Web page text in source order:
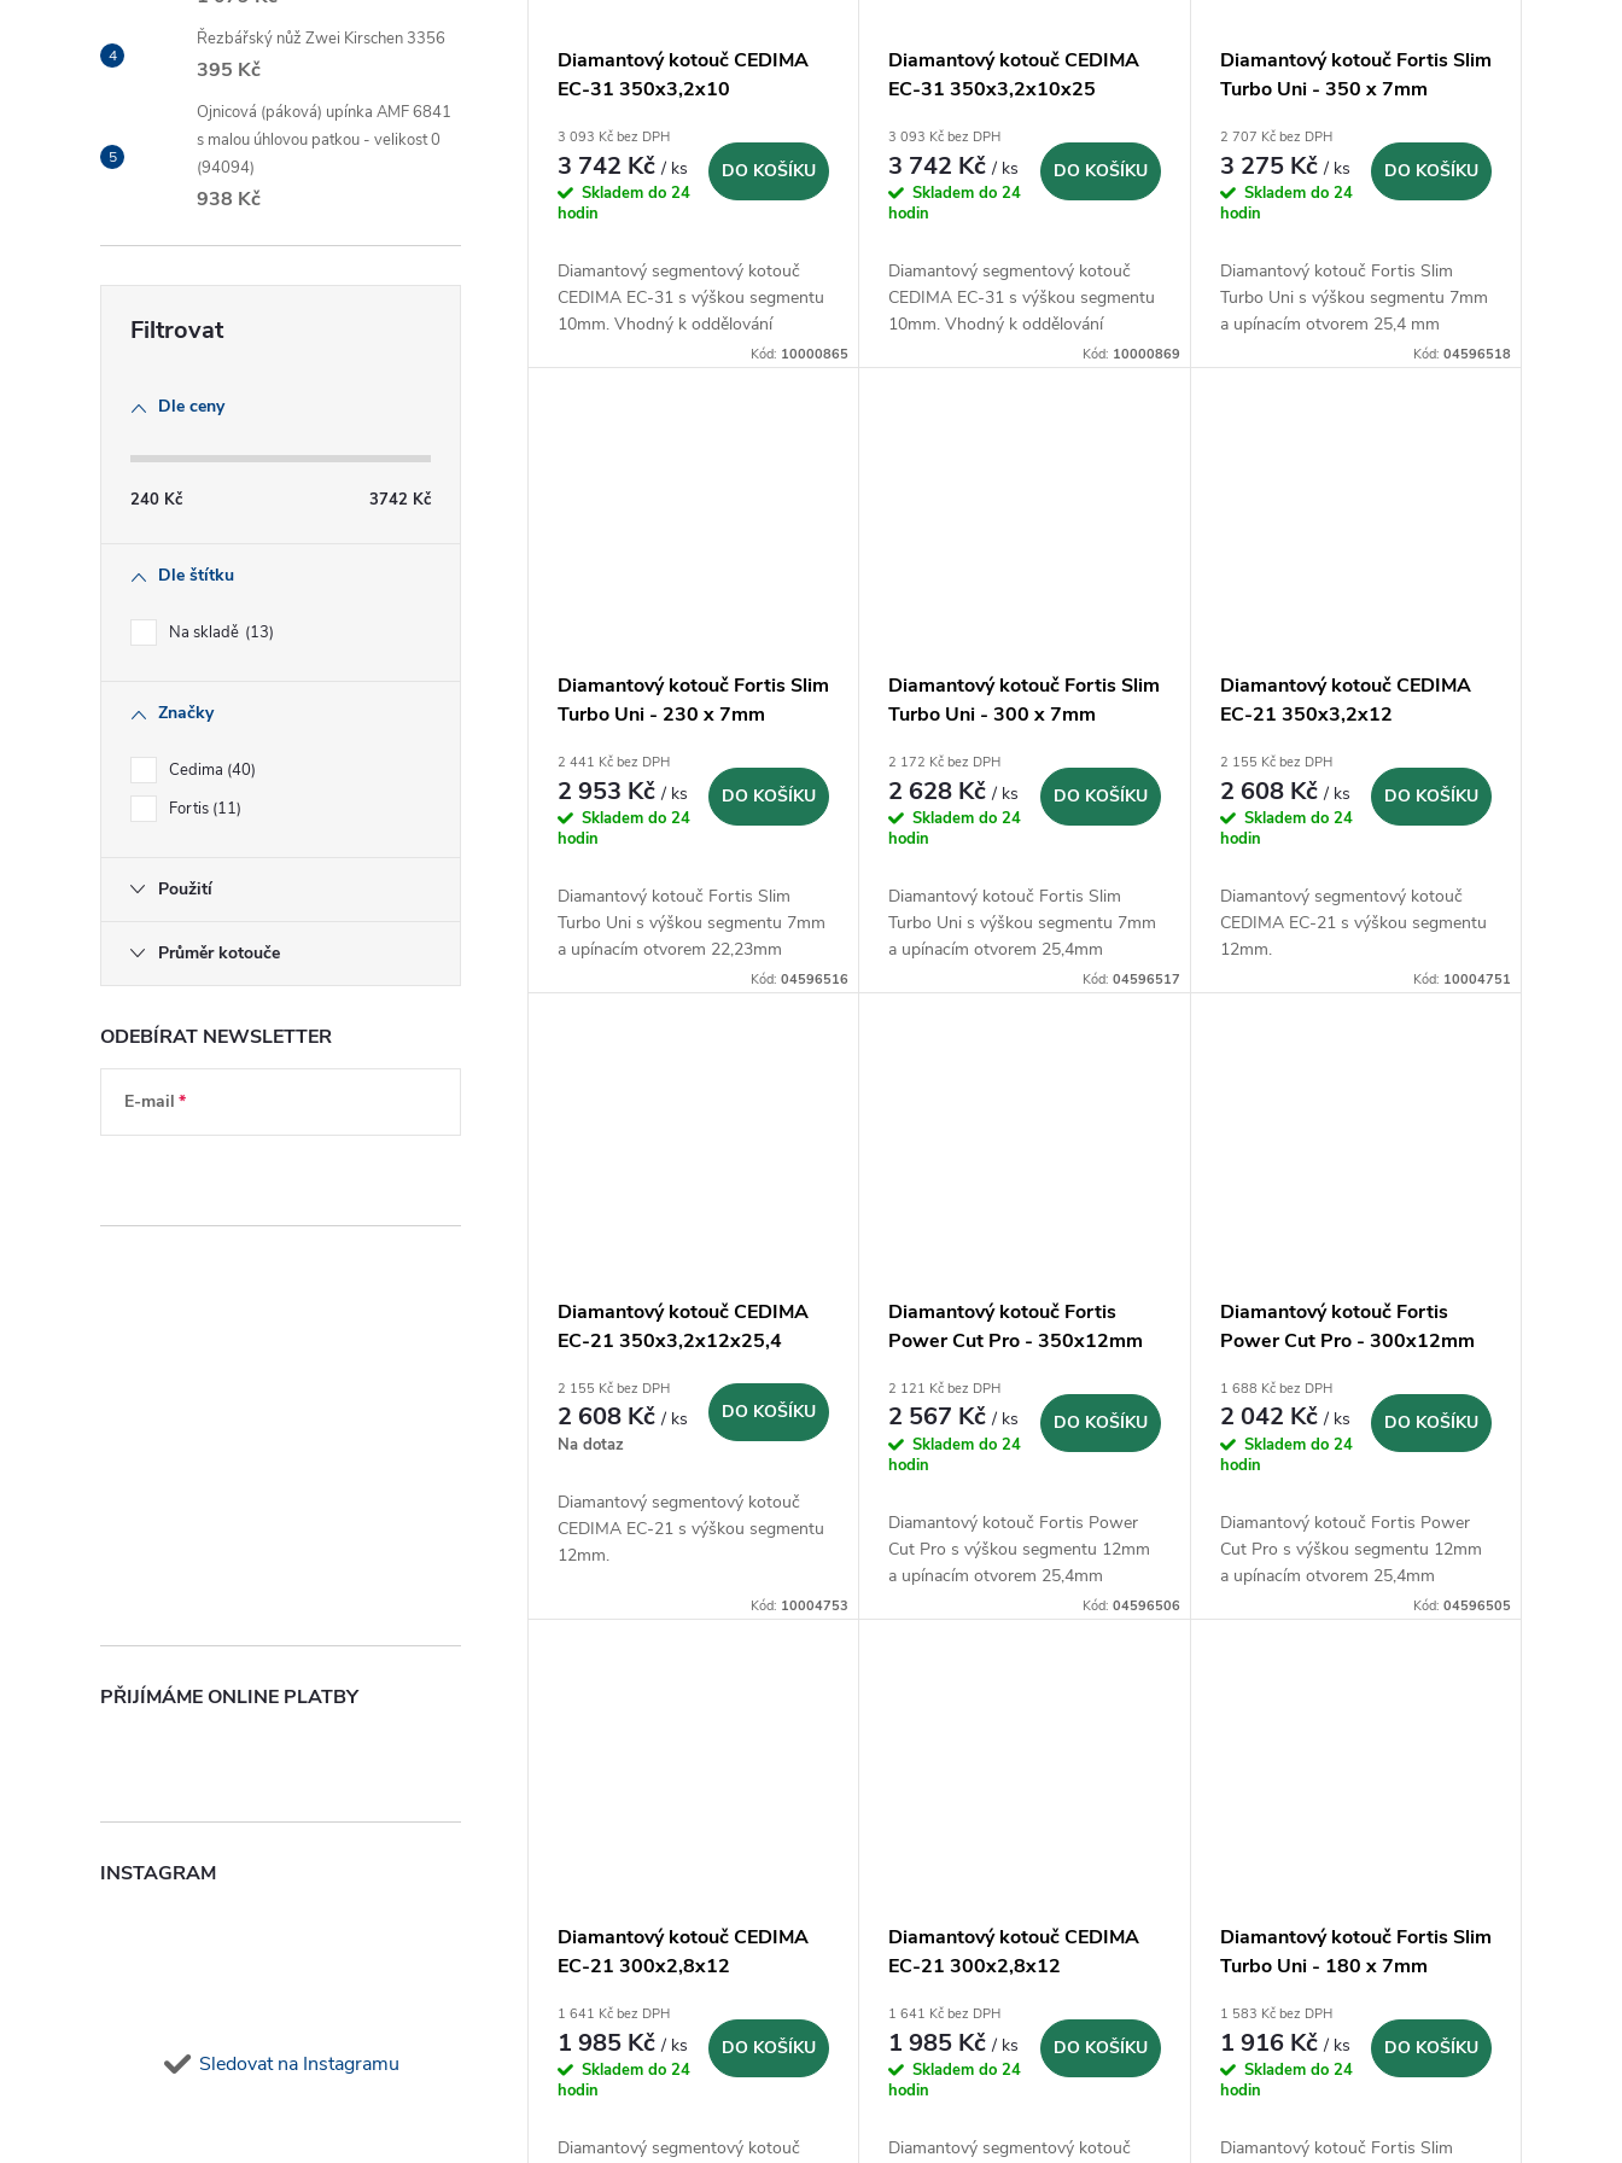
Řezbářský nůž Zwei Kirschen 3356
395 Kč
Ojnicová (páková) upínka AMF 6841
s malou úhlovou patkou - velikost 0
(94094)
938 Kč
Dle ceny
240 Kč 3742 Kč
Dle štítku
Na skladě 13
Značky
Cedima 40
Fortis 11
Použití
Průměr kotouče
ODEBÍRAT NEWSLETTER
E-mail
PŘIJÍMÁME ONLINE PLATBY
INSTAGRAM
Sledovat na Instagramu
k
Diamantový kotouč CEDIMA
EC-31 350x3,2x10
3 093 Kč bez DPH
3 742 Kč/ ks
Skladem do 24
hodin
DO KOŠÍKU
Diamantový segmentový kotouč
CEDIMA EC-31 s výškou segmentu
10mm. Vhodný k oddělování
Kód: 10000865
Diamantový kotouč CEDIMA
EC-31 350x3,2x10x25
3 093 Kč bez DPH
3 742 Kč/ ks
Skladem do 24
hodin
DO KOŠÍKU
Diamantový segmentový kotouč
CEDIMA EC-31 s výškou segmentu
10mm. Vhodný k oddělování
Kód: 10000869
Diamantový kotouč Fortis Slim
Turbo Uni - 350 x 7mm
2 707 Kč bez DPH
3 275 Kč/ ks
Skladem do 24
hodin
DO KOŠÍKU
Diamantový kotouč Fortis Slim
Turbo Uni s výškou segmentu 7mm
a upínacím otvorem 25,4 mm
Kód: 04596518
Diamantový kotouč Fortis Slim
Turbo Uni - 230 x 7mm
2 441 Kč bez DPH
2 953 Kč/ ks
Skladem do 24
hodin
DO KOŠÍKU
Diamantový kotouč Fortis Slim
Turbo Uni s výškou segmentu 7mm
a upínacím otvorem 22,23mm
Kód:04596516
Diamantový kotouč Fortis Slim
Turbo Uni - 300 x 7mm
2 172 Kč bez DPH
2 628 Kč/ ks
Skladem do 24
hodin
DO KOŠÍKU
Diamantový kotouč Fortis Slim
Turbo Uni s výškou segmentu 7mm
a upínacím otvorem 25,4mm
Kód: 04596517
Diamantový kotouč CEDIMA
EC-21 350x3,2x12
2 155 Kč bez DPH
2 608 Kč/ ks
Skladem do 24
hodin
DO KOŠÍKU
Diamantový segmentový kotouč
CEDIMA EC-21 s výškou segmentu
12mm.
Kód: 10004751
Diamantový kotouč CEDIMA
EC-21 350x3,2x12x25,4
2 155 Kč bez DPH
2 608 Kč/ ks
Na dotaz
DO KOŠÍKU
Diamantový segmentový kotouč
CEDIMA EC-21 s výškou segmentu
12mm.
Kód: 10004753
Diamantový kotouč Fortis
Power Cut Pro - 350x12mm
2 121 Kč bez DPH
2 567 Kč/ ks
Skladem do 24
hodin
DO KOŠÍKU
Diamantový kotouč Fortis Power
Cut Pro s výškou segmentu 12mm
a upínacím otvorem 25,4mm
Kód: 04596506
Diamantový kotouč Fortis
Power Cut Pro - 300x12mm
1 688 Kč bez DPH
2 042 Kč/ ks
Skladem do 24
hodin
DO KOŠÍKU
Diamantový kotouč Fortis Power
Cut Pro s výškou segmentu 12mm
a upínacím otvorem 25,4mm
Kód: 04596505
Diamantový kotouč CEDIMA
EC-21 300x2,8x12
1 641 Kč bez DPH
1 985 Kč/ ks
Skladem do 24
hodin
DO KOŠÍKU
Diamantový segmentový kotouč
Diamantový kotouč CEDIMA
EC-21 300x2,8x12
1 641 Kč bez DPH
1 985 Kč/ ks
Skladem do 24
hodin
DO KOŠÍKU
Diamantový segmentový kotouč
Diamantový kotouč Fortis Slim
Turbo Uni - 180 x 7mm
1 583 Kč bez DPH
1 916 Kč/ ks
Skladem do 24
hodin
DO KOŠÍKU
Diamantový kotouč Fortis Slim